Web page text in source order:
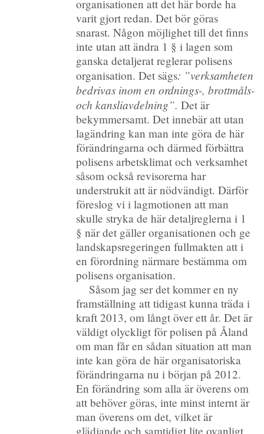
organisationen att det här borde ha
varit gjort redan. Det bör göras
snarast. Någon möjlighet till det finns
inte utan att ändra 1 § i lagen som
ganska detaljerat reglerar polisens
organisation. Det sägs: ”verksamheten
bedrivas inom en ordnings-, brottmåls-
och kansliavdelning”. Det är
bekymmersamt. Det innebär att utan
lagändring kan man inte göra de här
förändringarna och därmed förbättra
polisens arbetsklimat och verksamhet
såsom också revisorerna har
understrukit att är nödvändigt. Därför
föreslog vi i lagmotionen att man
skulle stryka de här detaljreglerna i 1
§ när det gäller organisationen och ge
landskapsregeringen fullmakten att i
en förordning närmare bestämma om
polisens organisation.
Såsom jag ser det kommer en ny
framställning att tidigast kunna träda i
kraft 2013, om långt över ett år. Det är
väldigt olyckligt för polisen på Åland
om man får en sådan situation att man
inte kan göra de här organisatoriska
förändringarna nu i början på 2012.
En förändring som alla är överens om
att behöver göras, inte minst internt är
man överens om det, vilket är
glädjande och samtidigt lite ovanligt